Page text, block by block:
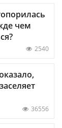
чем
2540
36556